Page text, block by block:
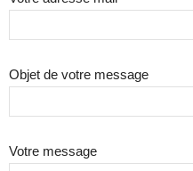
Objet de votre message
Votre message